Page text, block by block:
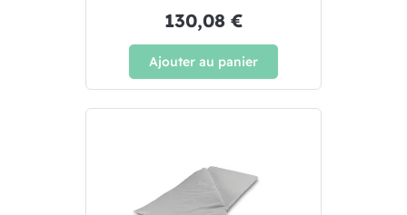
130,08 €
Ajouter au panier